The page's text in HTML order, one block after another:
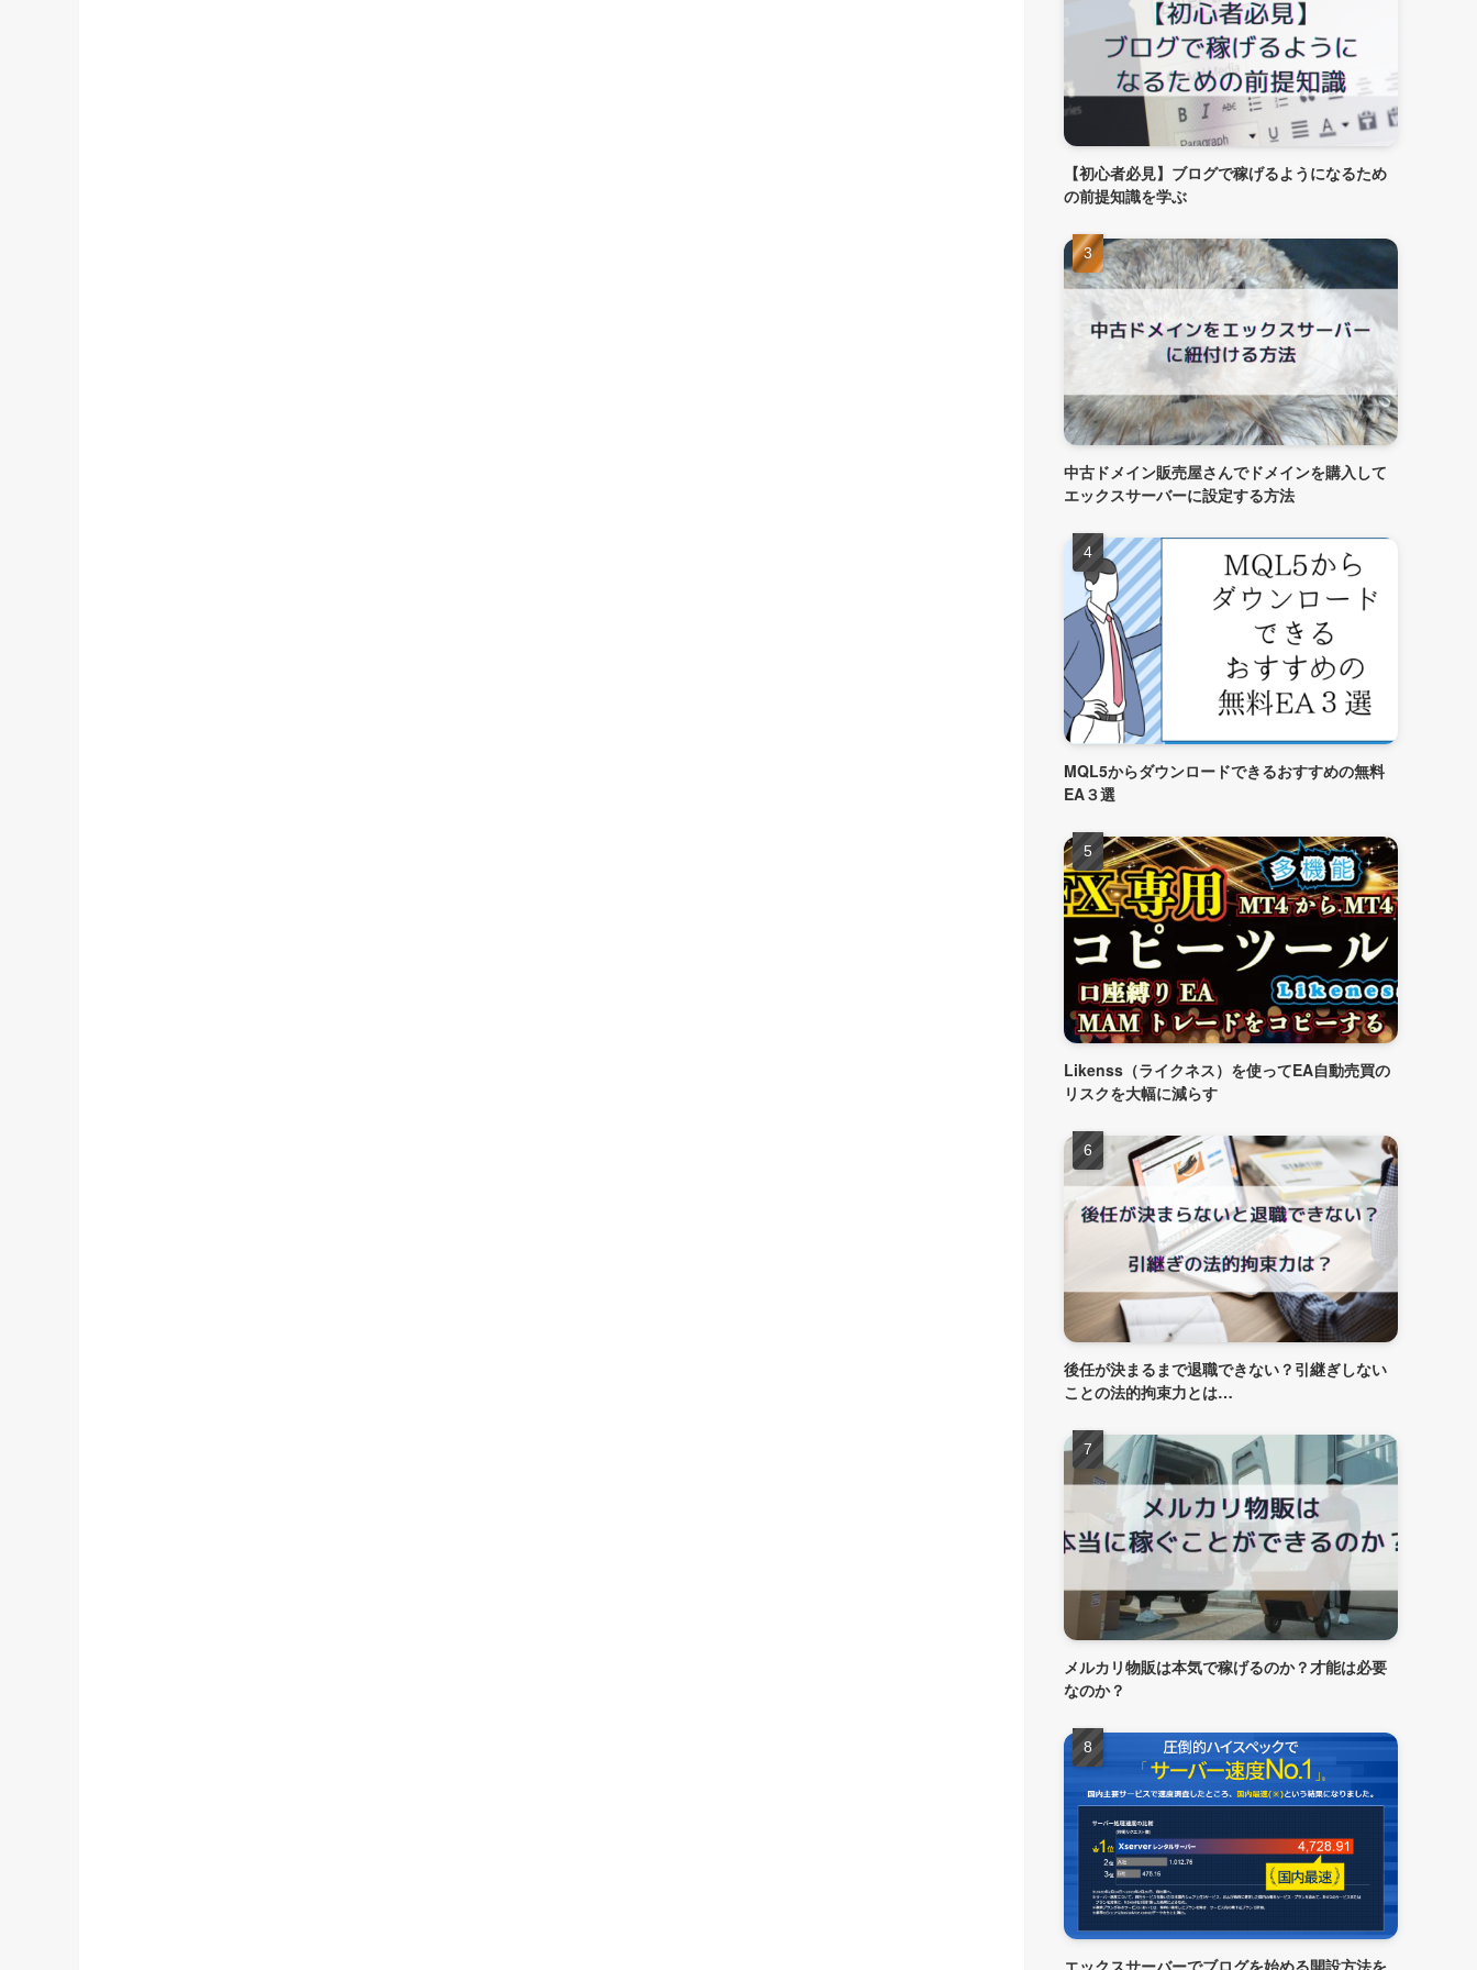
【初心者必見】ブログで稼げるようになるため
の前提知識を学ぶ
中古ドメイン販売屋さんでドメインを購入して
エックスサーバーに設定する方法
MQL5からダウンロードできるおすすめの無料
EA３選
Likenss（ライクネス）を使ってEA自動売買の
リスクを大幅に減らす
後任が決まるまで退職できない？引継ぎしない
ことの法的拘束力とは…
メルカリ物販は本気で稼げるのか？才能は必要
なのか？